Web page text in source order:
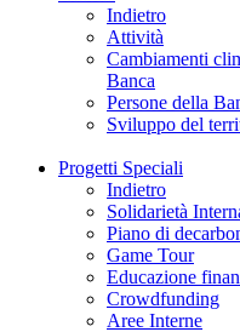
Indietro
Attività
Cambiamenti
Banca
Persone della
Sviluppo del
Progetti Speciali
Indietro
Solidarietà
Piano di
Game Tour
Educazione
Crowdfunding
Aree Interne